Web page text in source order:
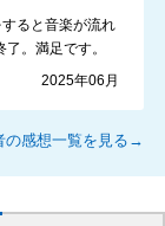
ると音楽が流れ
。満足です。
2025年06月
の感想一覧を見る→